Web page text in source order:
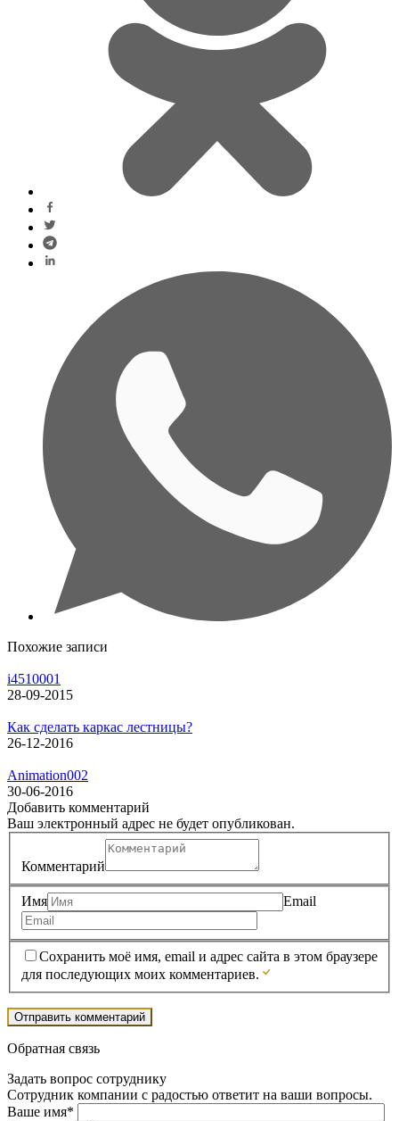
Похожие записи
i4510001
28-09-2015
Как сделать каркас лестницы?
26-12-2016
Animation002
30-06-2016
Добавить комментарий
Ваш электронный адрес не будет опубликован.
Комментарий
Имя Email
Сохранить моё имя, email и адрес сайта в этом браузере
для последующих моих комментариев.
Обратная связь
Задать вопрос сотруднику
Сотрудник компании с радостью ответит на ваши вопросы.
Ваше имя*